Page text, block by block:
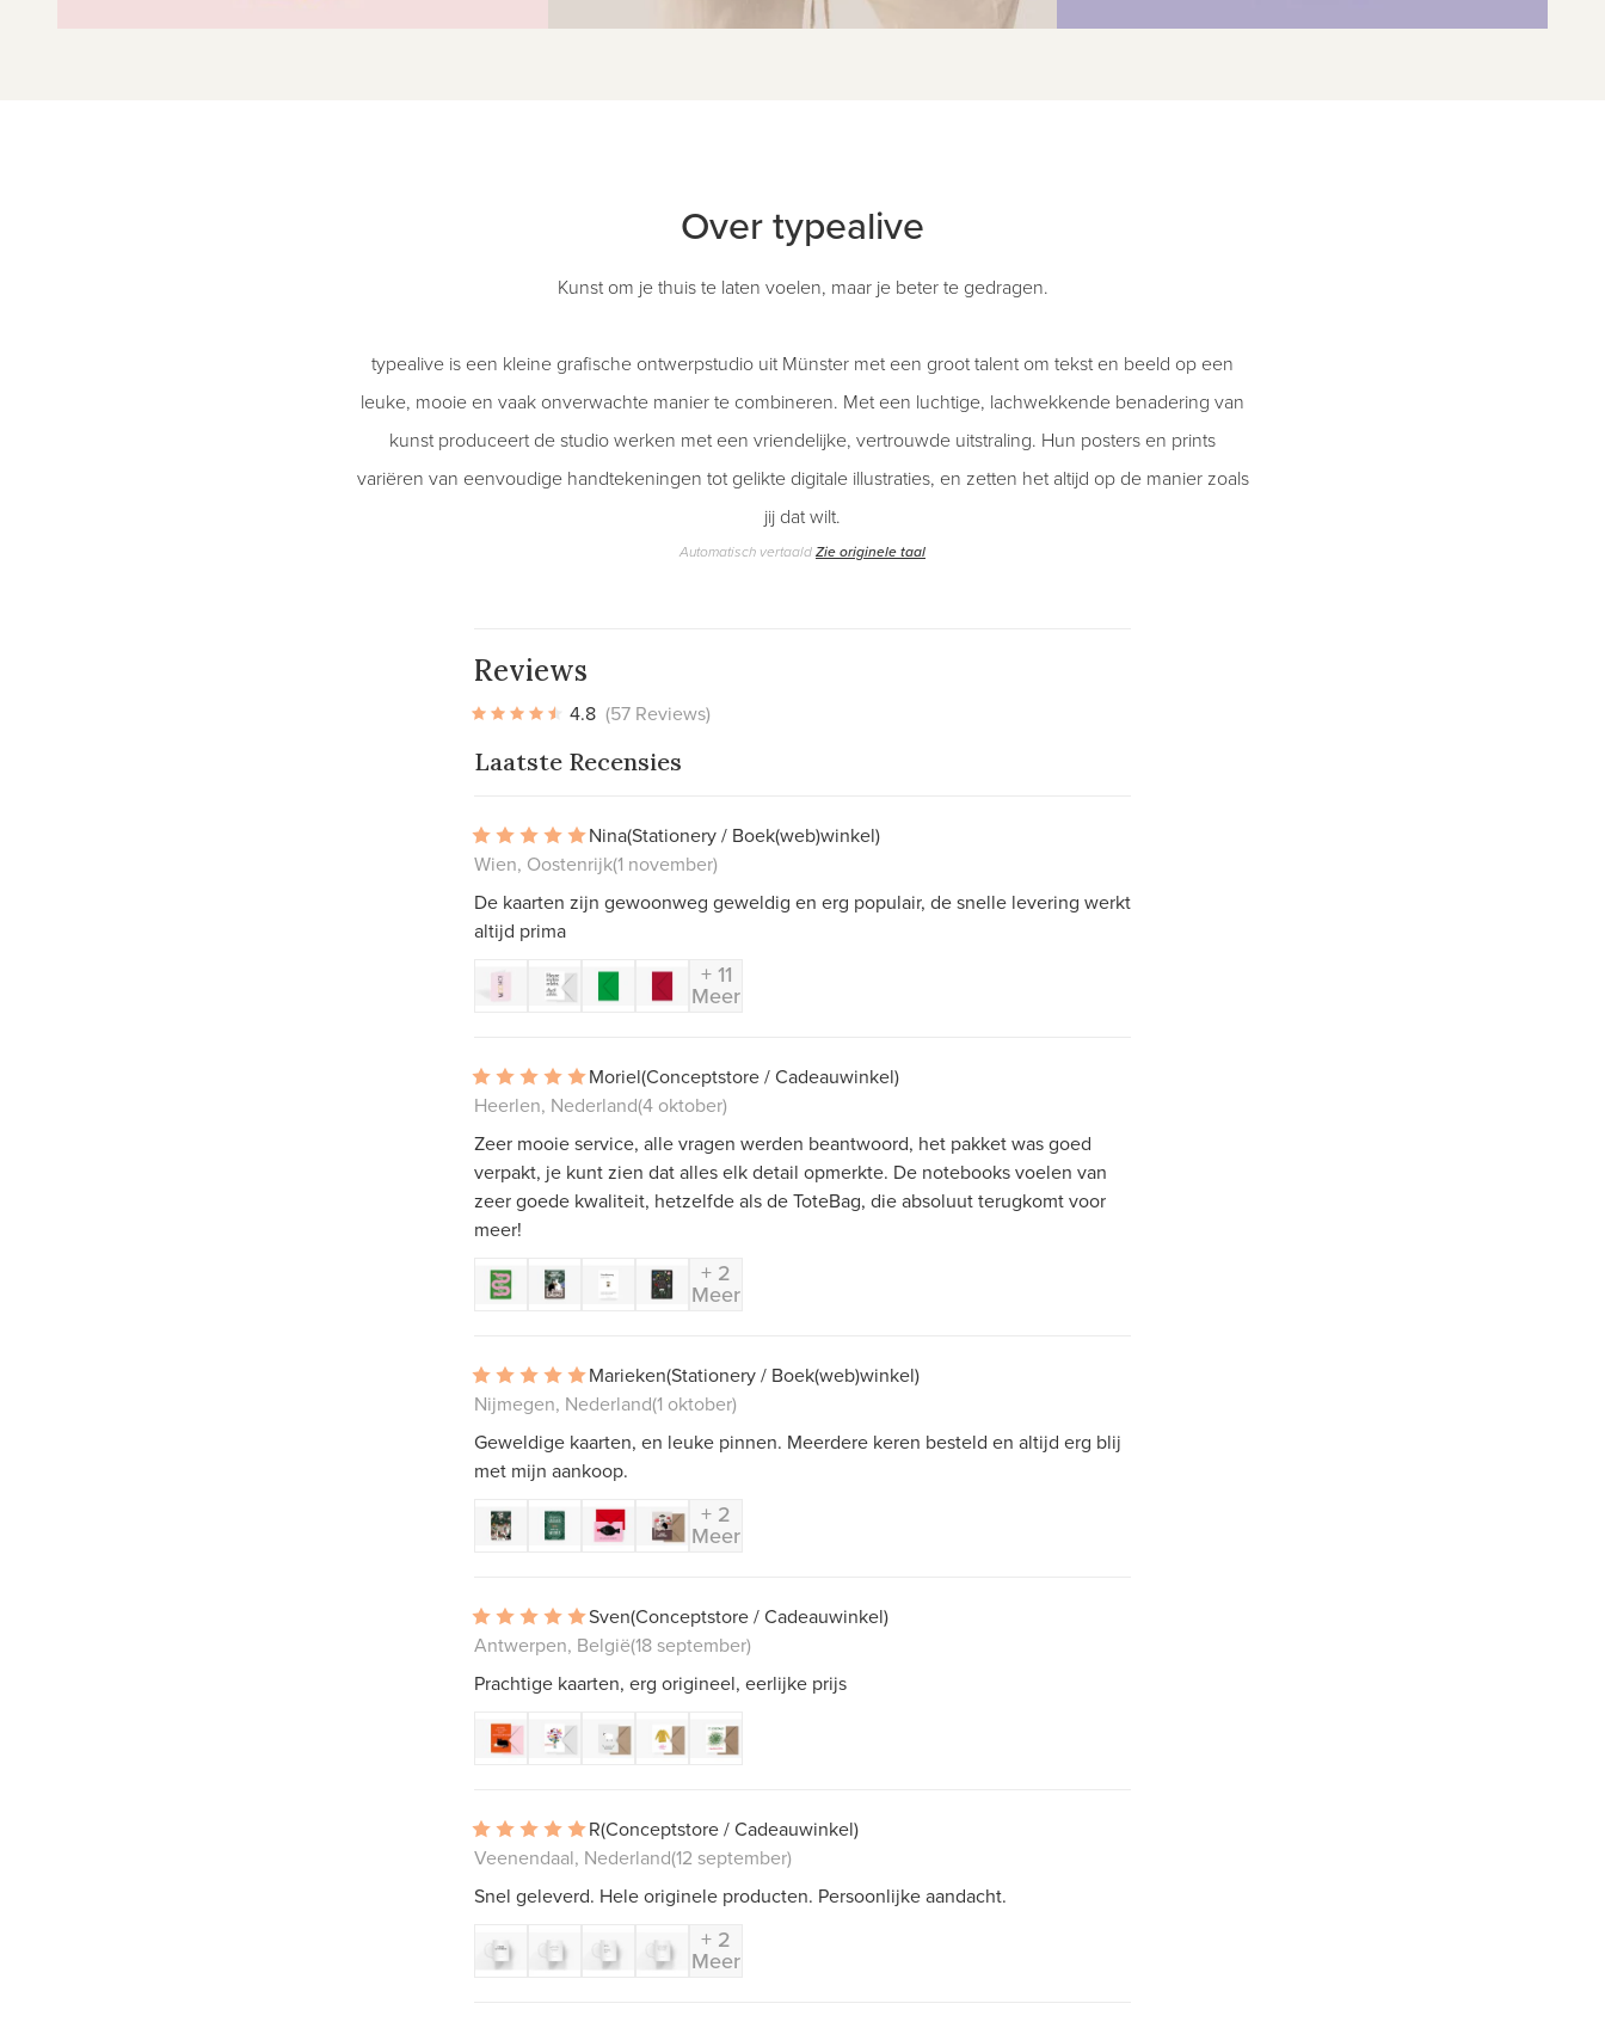
Over typealive
Kunst om je thuis te laten voelen, maar je beter te gedragen.
typealive is een kleine grafische ontwerpstudio uit Münster met een groot talent om tekst en beeld op een
leuke, mooie en vaak onverwachte manier te combineren. Met een luchtige, lachwekkende benadering van
kunst produceert de studio werken met een vriendelijke, vertrouwde uitstraling. Hun posters en prints
variëren van eenvoudige handtekeningen tot gelikte digitale illustraties, en zetten het altijd op de manier zoals
jij dat wilt.
Automatisch vertaaldZie originele taal
Reviews
4.8 (57 Reviews)
Laatste Recensies
Nina(Stationery / Boek(web)winkel)
Wien, Oostenrijk(1 november)
De kaarten zijn gewoonweg geweldig en erg populair, de snelle levering werkt
altijd prima
+ 11
Meer
Moriel(Conceptstore / Cadeauwinkel)
Heerlen, Nederland(4 oktober)
Zeer mooie service, alle vragen werden beantwoord, het pakket was goed
verpakt, je kunt zien dat alles elk detail opmerkte. De notebooks voelen van
zeer goede kwaliteit, hetzelfde als de ToteBag, die absoluut terugkomt voor
meer!
+ 2
Meer
Marieken(Stationery / Boek(web)winkel)
Nijmegen, Nederland(1 oktober)
Geweldige kaarten, en leuke pinnen. Meerdere keren besteld en altijd erg blij
met mijn aankoop.
+ 2
Meer
Sven(Conceptstore / Cadeauwinkel)
Antwerpen, België(18 september)
Prachtige kaarten, erg origineel, eerlijke prijs
R(Conceptstore / Cadeauwinkel)
Veenendaal, Nederland(12 september)
Snel geleverd. Hele originele producten. Persoonlijke aandacht.
+ 2
Meer